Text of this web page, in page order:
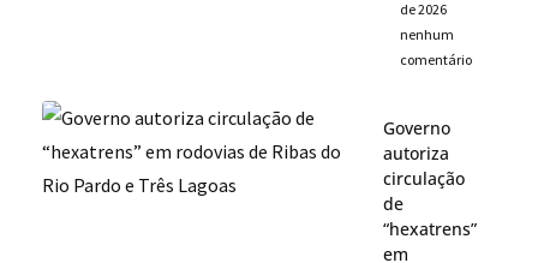
de 2026
nenhum
comentário
Governo
autoriza
circulação
de
“hexatrens”
em